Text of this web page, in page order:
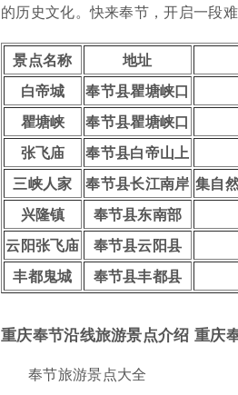
的历史文化。快来奉节，开启一段
景点名称 地址
白帝城
奉节县瞿塘峡口
瞿塘峡
奉节县瞿塘峡口
张飞庙
奉节县白帝山上
三峡人家
奉节县长江南岸 集自
兴隆镇
奉节县东南部
云阳张飞庙
奉节县云阳县
丰都鬼城
奉节县丰都县
重庆奉节沿线旅游景点介绍 重庆
奉节旅游景点大全